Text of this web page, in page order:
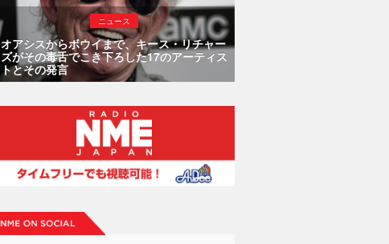
ニュース
オアシスからボウイまで、キース・リチャー
ズがその毒舌でこき下ろした17のアーティス
トとその発言